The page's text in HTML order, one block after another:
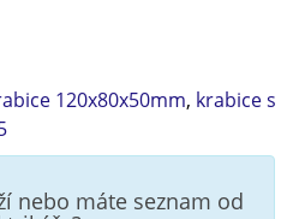
120x80x50mm, krabice s
nebo máte seznam od